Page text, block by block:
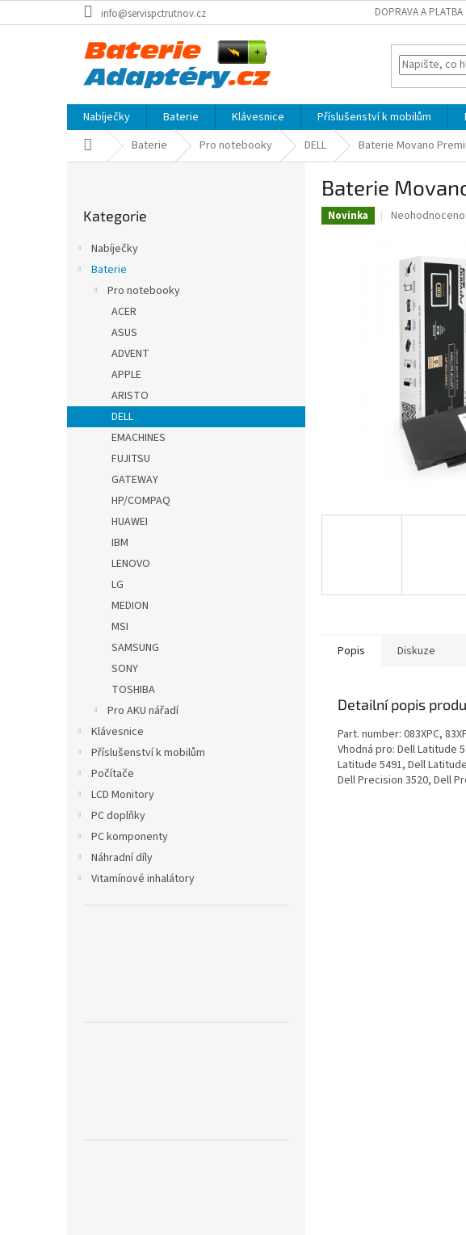
na
info@servispctrutnov.cz DOPRAVA A PLATBA
Nabíječky Baterie Klávesnice Příslušenství k mobilům
Domů Baterie Pro notebooky DELL Baterie Movano
l
kategorie
Kategorie
Nabíječky
Baterie
Pro notebooky
ACER
ASUS
ADVENT
APPLE
ARISTO
DELL
EMACHINES
FUJITSU
GATEWAY
HP/COMPAQ
HUAWEI
IBM
LENOVO
LG
MEDION
MSI
SAMSUNG
SONY
TOSHIBA
Pro AKU nářadí
Klávesnice
Příslušenství k mobilům
Počítače
LCD Monitory
PC doplňky
PC komponenty
Náhradní díly
Vitamínové inhalátory
Baterie
Novinka
Průměrné
hvězdiček.
Neohodnoceno
Popis Diskuze
Detailní popis
Part. number: 083XPC,
Vhodná pro: Dell Latitude
Latitude 5491, Dell
Dell Precision 3520, Dell